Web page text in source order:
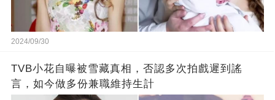
2024/09/30
TVB小花自曝被雪藏真相，否認多次拍戲遲到謠
言，如今做多份兼職維持生計